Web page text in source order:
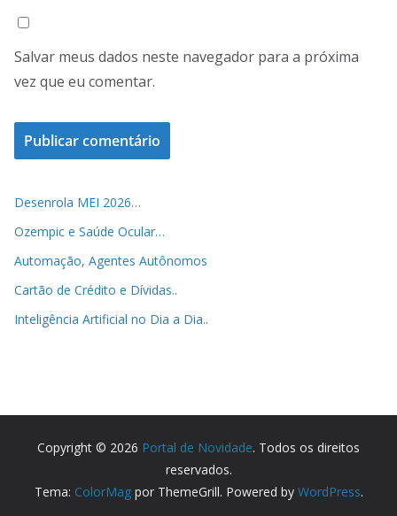
Salvar meus dados neste navegador para a próxima
vez que eu comentar.
Desenrola MEI 2026…
Ozempic e Saúde Ocular…
Automação, Agentes Autônomos
Cartão de Crédito e Dívidas..
Inteligência Artificial no Dia a Dia..
Copyright © 2026 Portal de Novidade. Todos os direitos
reservados.
Tema: ColorMagpor ThemeGrill. Powered by WordPress.